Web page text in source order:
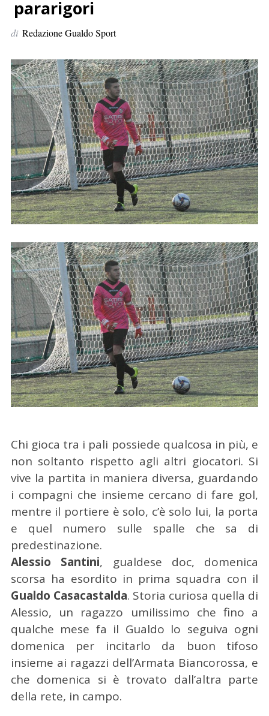
e
r
pararigori
di Redazione Gualdo Sport
Chi gioca tra i pali possiede qualcosa in più, e
non soltanto rispetto agli altri giocatori. Si
vive la partita in maniera diversa, guardando
i compagni che insieme cercano di fare gol,
mentre il portiere è solo, c’è solo lui, la porta
e quel numero sulle spalle che sa di
predestinazione.
Alessio Santini, gualdese doc, domenica
scorsa ha esordito in prima squadra con il
Gualdo Casacastalda. Storia curiosa quella di
Alessio, un ragazzo umilissimo che fino a
qualche mese fa il Gualdo lo seguiva ogni
domenica per incitarlo da buon tifoso
insieme ai ragazzi dell’Armata Biancorossa, e
che domenica si è trovato dall’altra parte
della rete, in campo.